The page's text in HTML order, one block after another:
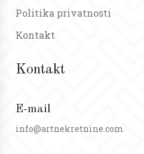
Politika privatnosti
Kontakt
Kontakt
E-mail
info@artnekretnine.com